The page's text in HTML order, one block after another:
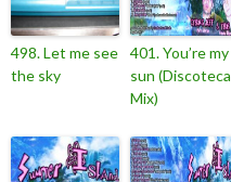
498. Let me see
the sky
401. You’re my
sun (Discoteca
Mix)